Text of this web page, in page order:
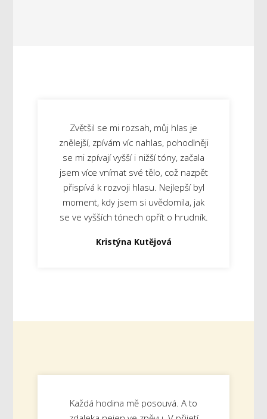
Zvětšil se mi rozsah, můj hlas je
znělejší, zpívám víc nahlas, pohodlněji
se mi zpívají vyšší i nižší tóny, začala
jsem více vnímat své tělo, což nazpět
přispívá k rozvoji hlasu. Nejlepší byl
moment, kdy jsem si uvědomila, jak
se ve vyšších tónech opřít o hrudník.
Kristýna Kutějová
Každá hodina mě posouvá. A to